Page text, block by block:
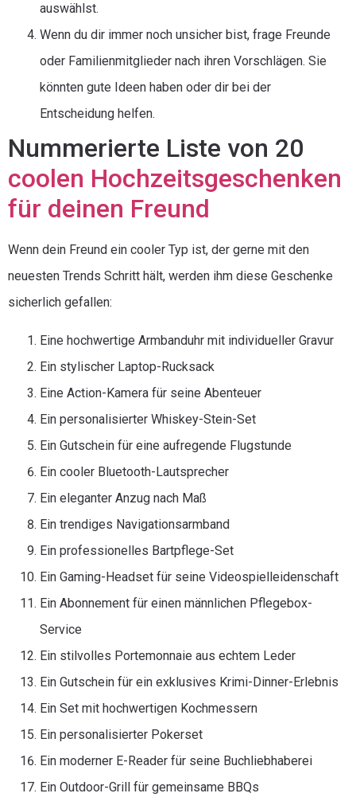
auswählst.
Wenn du dir immer noch unsicher bist, frage Freunde
oder Familienmitglieder nach ihren Vorschlägen. Sie
könnten gute Ideen haben oder dir bei der
Entscheidung helfen.
Nummerierte Liste von 20
coolen Hochzeitsgeschenken
für deinen Freund
Wenn dein Freund ein cooler Typ ist, der gerne mit den
neuesten Trends Schritt hält, werden ihm diese Geschenke
sicherlich gefallen:
Eine hochwertige Armbanduhr mit individueller Gravur
Ein stylischer Laptop-Rucksack
Eine Action-Kamera für seine Abenteuer
Ein personalisierter Whiskey-Stein-Set
Ein Gutschein für eine aufregende Flugstunde
Ein cooler Bluetooth-Lautsprecher
Ein eleganter Anzug nach Maß
Ein trendiges Navigationsarmband
Ein professionelles Bartpflege-Set
Ein Gaming-Headset für seine Videospielleidenschaft
Ein Abonnement für einen männlichen Pflegebox-
Service
Ein stilvolles Portemonnaie aus echtem Leder
Ein Gutschein für ein exklusives Krimi-Dinner-Erlebnis
Ein Set mit hochwertigen Kochmessern
Ein personalisierter Pokerset
Ein moderner E-Reader für seine Buchliebhaberei
Ein Outdoor-Grill für gemeinsame BBQs